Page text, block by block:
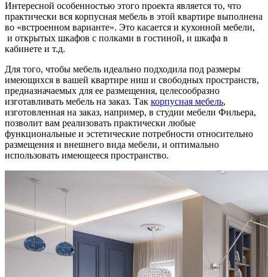
Интересной особенностью этого проекта является то, что
практически вся корпусная мебель в этой квартире выполнена
во «встроенном варианте». Это касается и кухонной мебели,
и открытых шкафов с полками в гостиной, и шкафа в
кабинете и т.д.
Для того, чтобы мебель идеально подходила под размеры
имеющихся в вашей квартире ниш и свободных пространств,
предназначаемых для ее размещения, целесообразно
изготавливать мебель на заказ. Так корпусная мебель,
изготовленная на заказ, например, в студии мебели Фильера,
позволит вам реализовать практически любые
функциональные и эстетические потребности относительно
размещения и внешнего вида мебели, и оптимально
использовать имеющееся пространство.